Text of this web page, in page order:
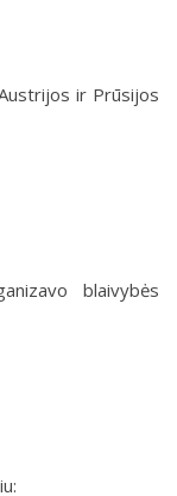
ir Prūsijos
blaivybės